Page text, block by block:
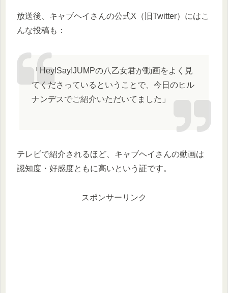
放送後、キャブヘイさんの公式X（旧Twitter）にはこ
んな投稿も：
「Hey!Say!JUMPの八乙女君が動画をよく見
てくださっているということで、今日のヒル
ナンデスでご紹介いただいてました」
テレビで紹介されるほど、キャブヘイさんの動画は
認知度・好感度ともに高いという証です。
スポンサーリンク